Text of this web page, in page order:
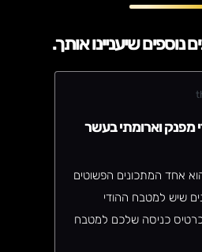
נוספים שיעניינו אותך.
מפנק וארומתי בעשר
דאל עדשים הודי הוא אחד המתכונים הפשוטים
שיש למטבח ההודי
כניסה שלכם למטבח